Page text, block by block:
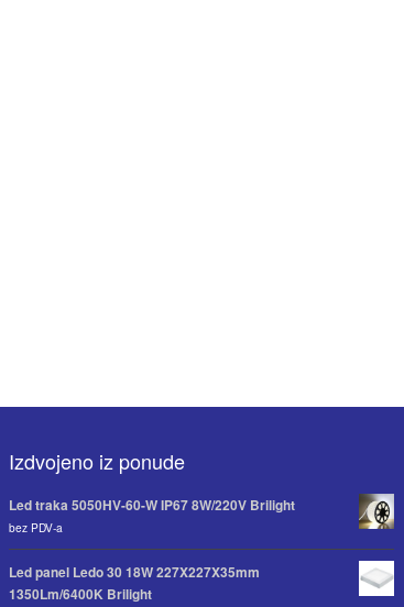
Izdvojeno iz ponude
Led traka 5050HV-60-W IP67 8W/220V Brilight
bez PDV-a
Led panel Ledo 30 18W 227X227X35mm
1350Lm/6400K Brilight